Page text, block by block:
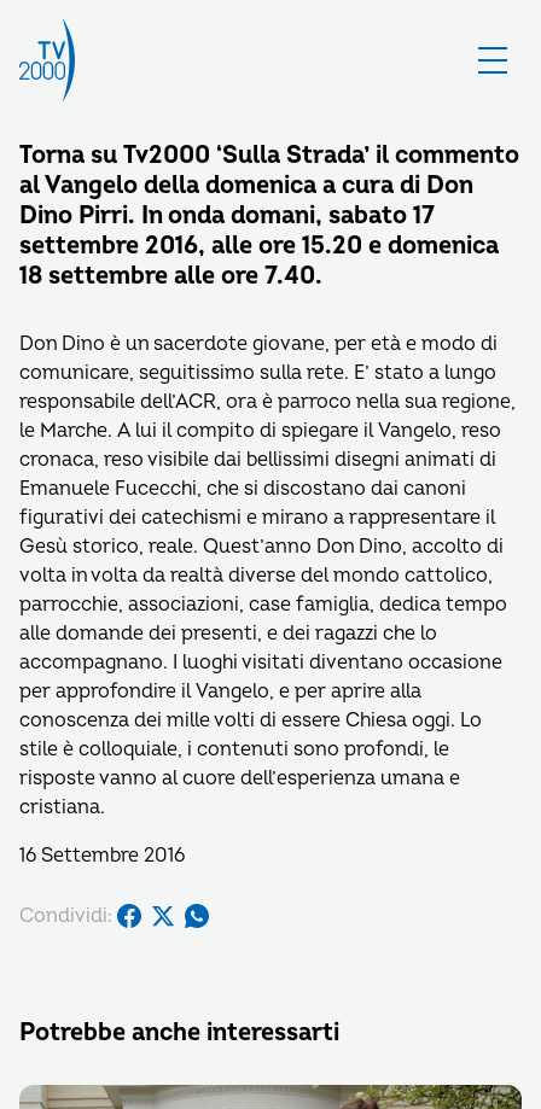
Torna su Tv2000 ‘Sulla Strada’ il commento
al Vangelo della domenica a cura di Don
Dino Pirri. In onda domani, sabato 17
settembre 2016, alle ore 15.20 e domenica
18 settembre alle ore 7.40.
Don Dino è un sacerdote giovane, per età e modo di
comunicare, seguitissimo sulla rete. E’ stato a lungo
responsabile dell’ACR, ora è parroco nella sua regione,
le Marche. A lui il compito di spiegare il Vangelo, reso
cronaca, reso visibile dai bellissimi disegni animati di
Emanuele Fucecchi, che si discostano dai canoni
figurativi dei catechismi e mirano a rappresentare il
Gesù storico, reale. Quest’anno Don Dino, accolto di
volta in volta da realtà diverse del mondo cattolico,
parrocchie, associazioni, case famiglia, dedica tempo
alle domande dei presenti, e dei ragazzi che lo
accompagnano. I luoghi visitati diventano occasione
per approfondire il Vangelo, e per aprire alla
conoscenza dei mille volti di essere Chiesa oggi. Lo
stile è colloquiale, i contenuti sono profondi, le
risposte vanno al cuore dell’esperienza umana e
cristiana.
16 Settembre 2016
Condividi:
Potrebbe anche interessarti